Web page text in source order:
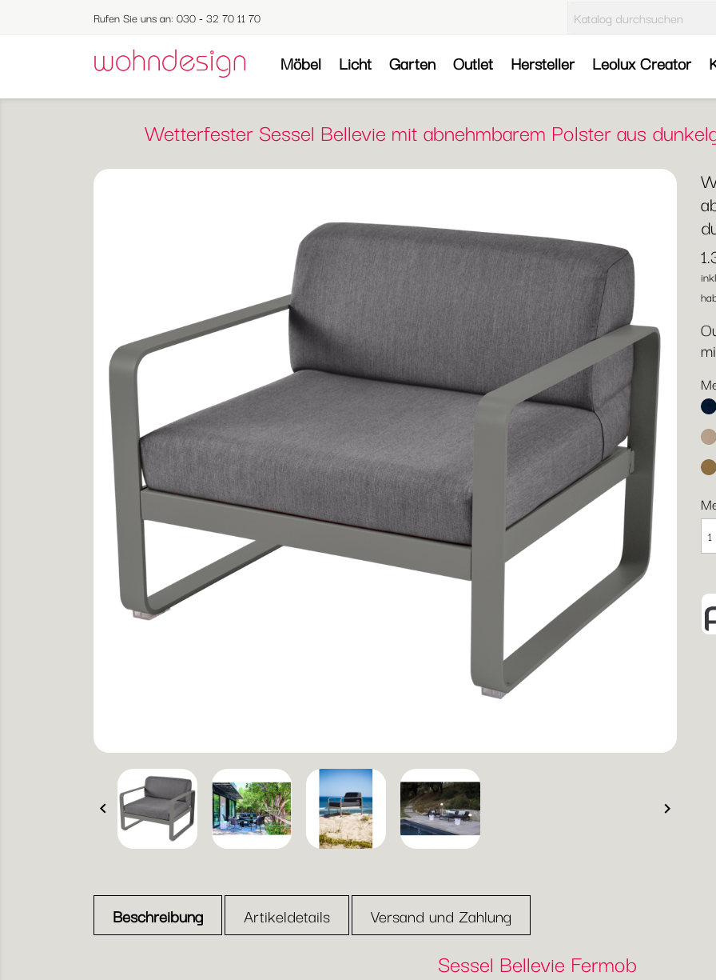
Rufen Sie uns an: 030 - 32 70 11 70
Möbel Licht Garten Outlet Hersteller Leolux Creator
Wetterfester Sessel Bellevie mit abnehmbarem Polster aus
 
Beschreibung Artikeldetails Versand und Zahlung
Sessel Bellevie Fermob